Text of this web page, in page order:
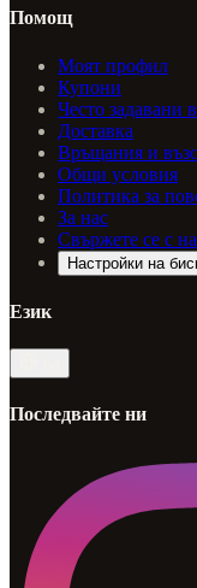
Помощ
Моят профил
Купони
Често задавани
Доставка
Връщания и
Общи условия
Политика за
За нас
Свържете се с
Настройки на
Език
Последвайте ни